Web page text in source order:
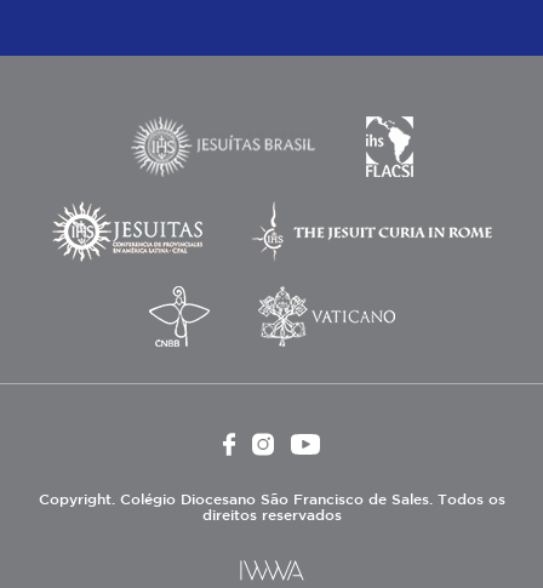
Copyright. Colégio Diocesano São Francisco de Sales. Todos os
direitos reservados